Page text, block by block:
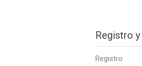
Registro
Registro